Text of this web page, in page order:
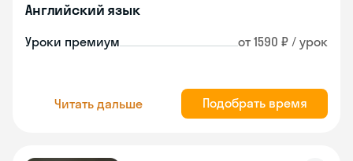
Английский язык
Уроки премиум от 1590 ₽ / урок
Читать дальше Подобрать время